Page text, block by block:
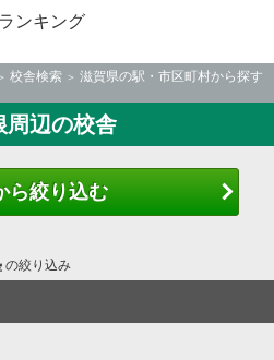
ンキング
校舎検索
滋賀県の駅・市区町村から探す
周辺の校舎
ら絞り込む
の絞り込み